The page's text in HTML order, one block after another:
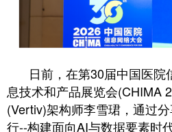
日前，在第30届中国医
息技术和产品展览会(CHIMA
(Vertiv)架构师李雪珺，通过
行--构建面向AI与数据要素时